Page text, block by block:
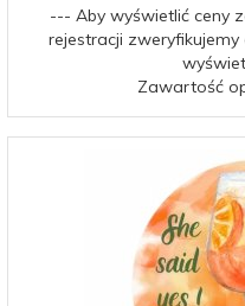
--- Aby wyświetlić ceny
rejestracji
Zawartość